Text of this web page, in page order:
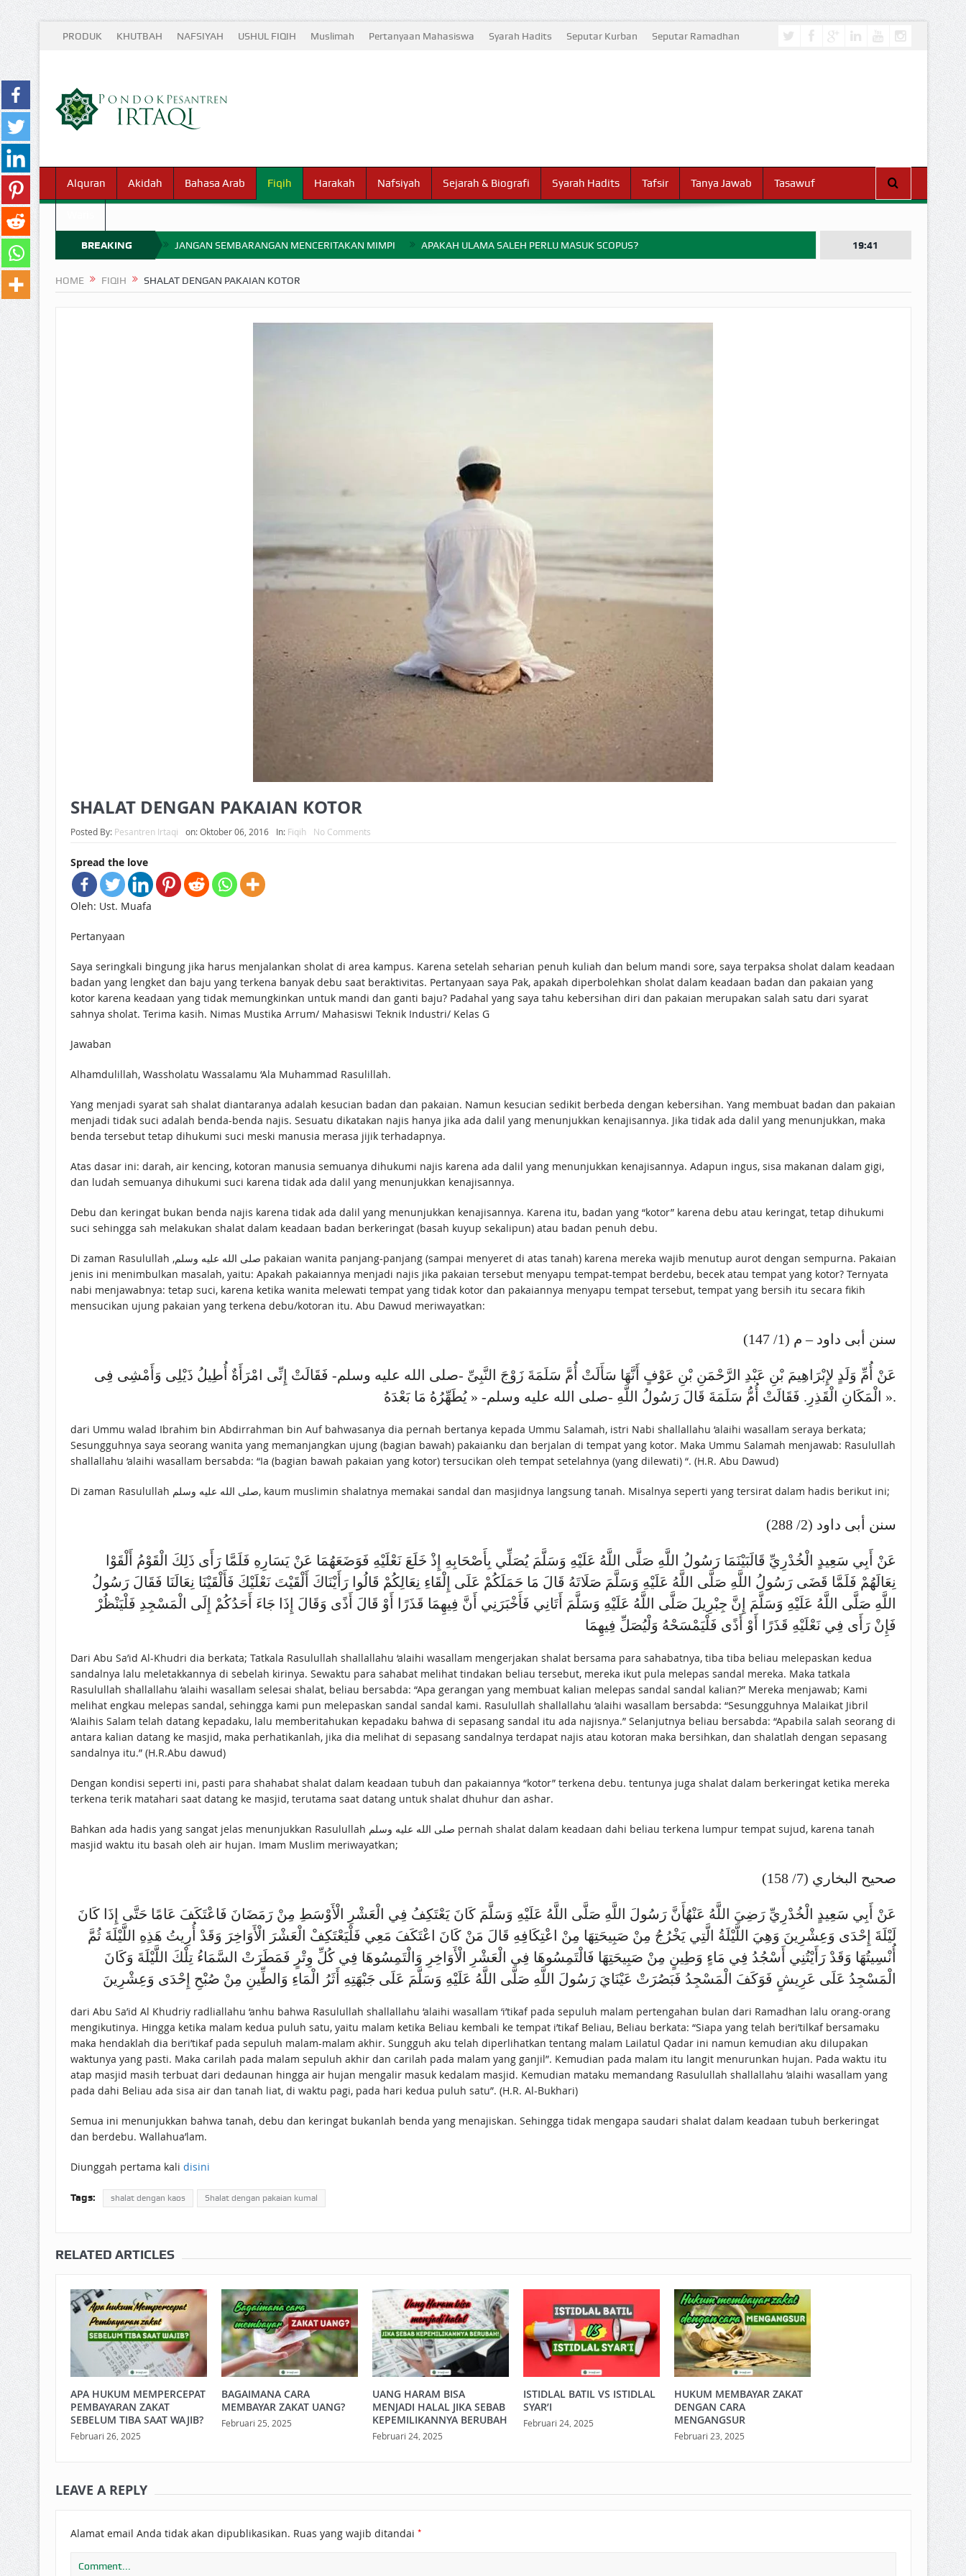
PRODUK KHUTBAH NAFSIYAH USHUL FIQIH Muslimah Pertanyaan Mahasiswa Syarah Hadits Seputar Kurban Seputar Ramadhan
Alquran Akidah Bahasa Arab Fiqih Harakah Nafsiyah Sejarah & Biografi Syarah Hadits Tafsir Tanya Jawab Tasawuf
BREAKING
NEWS
JANGAN SEMBARANGAN MENCERITAKAN MIMPI APAKAH ULAMA SALEH PERLU MASUK SCOPUS? 19:41
HOME FIQIH SHALAT DENGAN PAKAIAN KOTOR
SHALAT DENGAN PAKAIAN KOTOR
Posted By: Pesantren Irtaqi on:Oktober 06, 2016 In: Fiqih No Comments
Spread the love
Oleh: Ust. Muafa
Pertanyaan
Saya seringkali bingung jika harus menjalankan sholat di area kampus. Karena setelah seharian penuh kuliah dan belum mandi sore, saya terpaksa sholat dalam keadaan
badan yang lengket dan baju yang terkena banyak debu saat beraktivitas. Pertanyaan saya Pak, apakah diperbolehkan sholat dalam keadaan badan dan pakaian yang
kotor karena keadaan yang tidak memungkinkan untuk mandi dan ganti baju? Padahal yang saya tahu kebersihan diri dan pakaian merupakan salah satu dari syarat
sahnya sholat. Terima kasih. Nimas Mustika Arrum/ Mahasiswi Teknik Industri/ Kelas G
Jawaban
Alhamdulillah, Wassholatu Wassalamu ‘Ala Muhammad Rasulillah.
Yang menjadi syarat sah shalat diantaranya adalah kesucian badan dan pakaian. Namun kesucian sedikit berbeda dengan kebersihan. Yang membuat badan dan pakaian
menjadi tidak suci adalah benda-benda najis. Sesuatu dikatakan najis hanya jika ada dalil yang menunjukkan kenajisannya. Jika tidak ada dalil yang menunjukkan, maka
benda tersebut tetap dihukumi suci meski manusia merasa jijik terhadapnya.
Atas dasar ini: darah, air kencing, kotoran manusia semuanya dihukumi najis karena ada dalil yang menunjukkan kenajisannya. Adapun ingus, sisa makanan dalam gigi,
dan ludah semuanya dihukumi suci karena tidak ada dalil yang menunjukkan kenajisannya.
Debu dan keringat bukan benda najis karena tidak ada dalil yang menunjukkan kenajisannya. Karena itu, badan yang “kotor” karena debu atau keringat, tetap dihukumi
suci sehingga sah melakukan shalat dalam keadaan badan berkeringat (basah kuyup sekalipun) atau badan penuh debu.
Di zaman Rasulullah ,صلى الله عليه وسلم pakaian wanita panjang-panjang (sampai menyeret di atas tanah) karena mereka wajib menutup aurot dengan sempurna. Pakaian
jenis ini menimbulkan masalah, yaitu: Apakah pakaiannya menjadi najis jika pakaian tersebut menyapu tempat-tempat berdebu, becek atau tempat yang kotor? Ternyata
nabi menjawabnya: tetap suci, karena ketika wanita melewati tempat yang tidak kotor dan pakaiannya menyapu tempat tersebut, tempat yang bersih itu secara fikih
mensucikan ujung pakaian yang terkena debu/kotoran itu. Abu Dawud meriwayatkan:
سنن أبى داود – م (1/ 147)
عَنْ أُمِّ وَلَدٍ لإِبْرَاهِيمَ بْنِ عَبْدِ الرَّحْمَنِ بْنِ عَوْفٍ أَنَّهَا سَأَلَتْ أُمَّ سَلَمَةَ زَوْجَ النَّبِىِّ -صلى الله عليه وسلم- فَقَالَتْ إِنِّى امْرَأَةٌ أُطِيلُ ذَيْلِى وَأَمْشِى فِى
الْمَكَانِ الْقَذِرِ. فَقَالَتْ أُمُّ سَلَمَةَ قَالَ رَسُولُ اللَّهِ -صلى الله عليه وسلم- « يُطَهِّرُهُ مَا بَعْدَهُ ».
dari Ummu walad Ibrahim bin Abdirrahman bin Auf bahwasanya dia pernah bertanya kepada Ummu Salamah, istri Nabi shallallahu ‘alaihi wasallam seraya berkata;
Sesungguhnya saya seorang wanita yang memanjangkan ujung (bagian bawah) pakaianku dan berjalan di tempat yang kotor. Maka Ummu Salamah menjawab: Rasulullah
shallallahu ‘alaihi wasallam bersabda: “Ia (bagian bawah pakaian yang kotor) tersucikan oleh tempat setelahnya (yang dilewati) “. (H.R. Abu Dawud)
Di zaman Rasulullah صلى الله عليه وسلم, kaum muslimin shalatnya memakai sandal dan masjidnya langsung tanah. Misalnya seperti yang tersirat dalam hadis berikut ini;
سنن أبى داود (2/ 288)
عَنْ أَبِي سَعِيدٍ الْخُدْرِيِّ قَالَبَيْنَمَا رَسُولُ اللَّهِ صَلَّى اللَّهُ عَلَيْهِ وَسَلَّمَ يُصَلِّي بِأَصْحَابِهِ إِذْ خَلَعَ نَعْلَيْهِ فَوَضَعَهُمَا عَنْ يَسَارِهِ فَلَمَّا رَأَى ذَلِكَ الْقَوْمُ أَلْقَوْا
نِعَالَهُمْ فَلَمَّا قَضَى رَسُولُ اللَّهِ صَلَّى اللَّهُ عَلَيْهِ وَسَلَّمَ صَلَاتَهُ قَالَ مَا حَمَلَكُمْ عَلَى إِلْقَاءِ نِعَالِكُمْ قَالُوا رَأَيْنَاكَ أَلْقَيْتَ نَعْلَيْكَ فَأَلْقَيْنَا نِعَالَنَا فَقَالَ رَسُولُ
اللَّهِ صَلَّى اللَّهُ عَلَيْهِ وَسَلَّمَ إِنَّ جِبْرِيلَ صَلَّى اللَّهُ عَلَيْهِ وَسَلَّمَ أَتَانِي فَأَخْبَرَنِي أَنَّ فِيهِمَا قَذَرًا أَوْ قَالَ أَذًى وَقَالَ إِذَا جَاءَ أَحَدُكُمْ إِلَى الْمَسْجِدِ فَلْيَنْظُرْ
فَإِنْ رَأَى فِي نَعْلَيْهِ قَذَرًا أَوْ أَذًى فَلْيَمْسَحْهُ وَلْيُصَلِّ فِيهِمَا
Dari Abu Sa’id Al-Khudri dia berkata; Tatkala Rasulullah shallallahu ‘alaihi wasallam mengerjakan shalat bersama para sahabatnya, tiba tiba beliau melepaskan kedua
sandalnya lalu meletakkannya di sebelah kirinya. Sewaktu para sahabat melihat tindakan beliau tersebut, mereka ikut pula melepas sandal mereka. Maka tatkala
Rasulullah shallallahu ‘alaihi wasallam selesai shalat, beliau bersabda: “Apa gerangan yang membuat kalian melepas sandal sandal kalian?” Mereka menjawab; Kami
melihat engkau melepas sandal, sehingga kami pun melepaskan sandal sandal kami. Rasulullah shallallahu ‘alaihi wasallam bersabda: “Sesungguhnya Malaikat Jibril
‘Alaihis Salam telah datang kepadaku, lalu memberitahukan kepadaku bahwa di sepasang sandal itu ada najisnya.” Selanjutnya beliau bersabda: “Apabila salah seorang di
antara kalian datang ke masjid, maka perhatikanlah, jika dia melihat di sepasang sandalnya terdapat najis atau kotoran maka bersihkan, dan shalatlah dengan sepasang
sandalnya itu.” (H.R.Abu dawud)
Dengan kondisi seperti ini, pasti para shahabat shalat dalam keadaan tubuh dan pakaiannya “kotor” terkena debu. tentunya juga shalat dalam berkeringat ketika mereka
terkena terik matahari saat datang ke masjid, terutama saat datang untuk shalat dhuhur dan ashar.
Bahkan ada hadis yang sangat jelas menunjukkan Rasulullah صلى الله عليه وسلم pernah shalat dalam keadaan dahi beliau terkena lumpur tempat sujud, karena tanah
masjid waktu itu basah oleh air hujan. Imam Muslim meriwayatkan;
صحيح البخاري (7/ 158)
عَنْ أَبِي سَعِيدٍ الْخُدْرِيِّ رَضِيَ اللَّهُ عَنْهُأَنَّ رَسُولَ اللَّهِ صَلَّى اللَّهُ عَلَيْهِ وَسَلَّمَ كَانَ يَعْتَكِفُ فِي الْعَشْرِ الْأَوْسَطِ مِنْ رَمَضَانَ فَاعْتَكَفَ عَامًا حَتَّى إِذَا كَانَ
لَيْلَةَ إِحْدَى وَعِشْرِينَ وَهِيَ اللَّيْلَةُ الَّتِي يَخْرُجُ مِنْ صَبِيحَتِهَا مِنْ اعْتِكَافِهِ قَالَ مَنْ كَانَ اعْتَكَفَ مَعِي فَلْيَعْتَكِفْ الْعَشْرَ الْأَوَاخِرَ وَقَدْ أُرِيتُ هَذِهِ اللَّيْلَةَ ثُمَّ
أُنْسِيتُهَا وَقَدْ رَأَيْتُنِي أَسْجُدُ فِي مَاءٍ وَطِينٍ مِنْ صَبِيحَتِهَا فَالْتَمِسُوهَا فِي الْعَشْرِ الْأَوَاخِرِ وَالْتَمِسُوهَا فِي كُلِّ وِتْرٍ فَمَطَرَتْ السَّمَاءُ تِلْكَ اللَّيْلَةَ وَكَانَ
الْمَسْجِدُ عَلَى عَرِيشٍ فَوَكَفَ الْمَسْجِدُ فَبَصُرَتْ عَيْنَايَ رَسُولَ اللَّهِ صَلَّى اللَّهُ عَلَيْهِ وَسَلَّمَ عَلَى جَبْهَتِهِ أَثَرُ الْمَاءِ وَالطِّينِ مِنْ صُبْحِ إِحْدَى وَعِشْرِينَ
dari Abu Sa’id Al Khudriy radliallahu ‘anhu bahwa Rasulullah shallallahu ‘alaihi wasallam ‘i’tikaf pada sepuluh malam pertengahan bulan dari Ramadhan lalu orang-orang
mengikutinya. Hingga ketika malam kedua puluh satu, yaitu malam ketika Beliau kembali ke tempat i’tikaf Beliau, Beliau berkata: “Siapa yang telah beri’tilkaf bersamaku
maka hendaklah dia beri’tikaf pada sepuluh malam-malam akhir. Sungguh aku telah diperlihatkan tentang malam Lailatul Qadar ini namun kemudian aku dilupakan
waktunya yang pasti. Maka carilah pada malam sepuluh akhir dan carilah pada malam yang ganjil”. Kemudian pada malam itu langit menurunkan hujan. Pada waktu itu
atap masjid masih terbuat dari dedaunan hingga air hujan mengalir masuk kedalam masjid. Kemudian mataku memandang Rasulullah shallallahu ‘alaihi wasallam yang
pada dahi Beliau ada sisa air dan tanah liat, di waktu pagi, pada hari kedua puluh satu”. (H.R. Al-Bukhari)
Semua ini menunjukkan bahwa tanah, debu dan keringat bukanlah benda yang menajiskan. Sehingga tidak mengapa saudari shalat dalam keadaan tubuh berkeringat
dan berdebu. Wallahua’lam.
Diunggah pertama kali disini
Tags: shalat dengan kaos Shalat dengan pakaian kumal
RELATED ARTICLES
APA HUKUM MEMPERCEPAT
PEMBAYARAN ZAKAT
SEBELUM TIBA SAAT WAJIB?
Februari 26, 2025
BAGAIMANA CARA
MEMBAYAR ZAKAT UANG?
Februari 25, 2025
UANG HARAM BISA
MENJADI HALAL JIKA SEBAB
KEPEMILIKANNYA BERUBAH
Februari 24, 2025
ISTIDLAL BATIL VS ISTIDLAL
SYAR’I
Februari 24, 2025
HUKUM MEMBAYAR ZAKAT
DENGAN CARA
MENGANGSUR
Februari 23, 2025
LEAVE A REPLY
Alamat email Anda tidak akan dipublikasikan. Ruas yang wajib ditandai *